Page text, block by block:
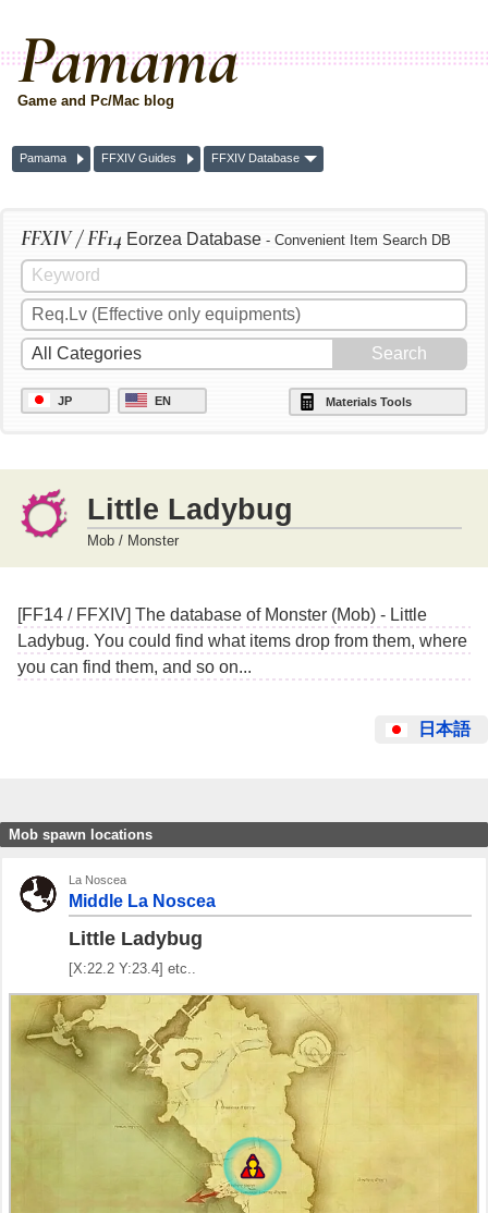
Pamama
Game and Pc/Mac blog
Pamama FFXIV Guides FFXIV Database
FFXIV / FF14 Eorzea Database - Convenient Item Search DB
JP EN Materials Tools
Little Ladybug
Mob / Monster
[FF14 / FFXIV] The database of Monster (Mob) - Little
Ladybug. You could find what items drop from them, where
you can find them, and so on...
日本語
Mob spawn locations
La Noscea
Middle La Noscea
Little Ladybug
[X:22.2 Y:23.4] etc..